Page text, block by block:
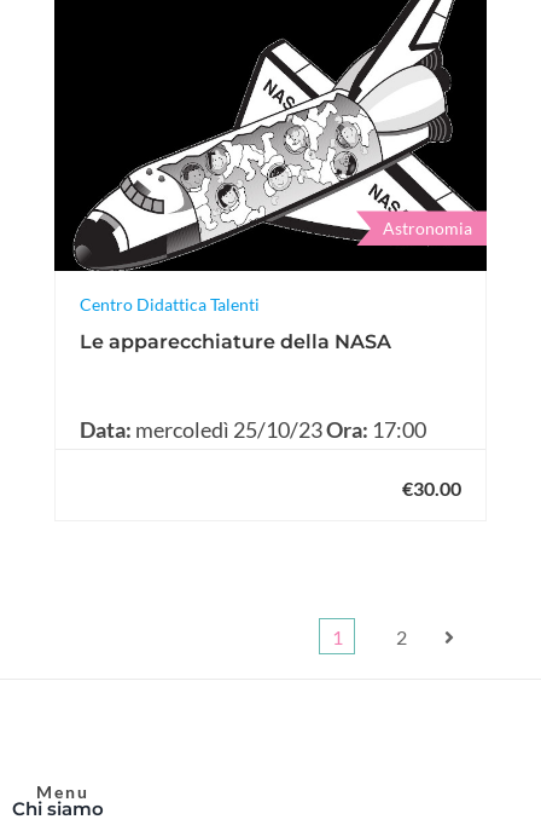
Astronomia
Centro Didattica Talenti
Le apparecchiature della NASA
Data: mercoledì 25/10/23Ora: 17:00
€30.00
1 2
Menu
Chi siamo